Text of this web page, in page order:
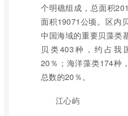
个明礁组成，总面积
面积19071公顷。区内
中国海域的重要贝藻类
贝类403种，约占我
20％；海洋藻类174种
总数的20％。
江心屿